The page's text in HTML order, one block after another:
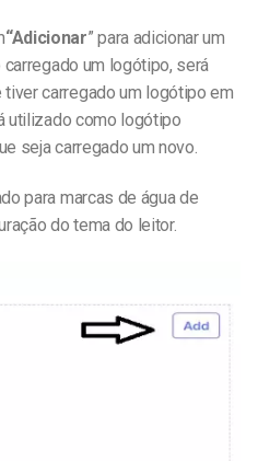
“Adicionar”para adicionar um
um logótipo, será
carregado um logótipo em
utilizado como logótipo
seja carregado um novo.
para marcas de água de
do tema do leitor.